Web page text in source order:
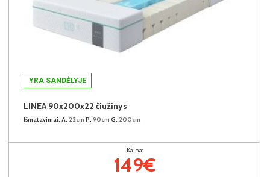
YRA SANDĖLYJE
LINEA 90x200x22 čiužinys
Išmatavimai: A: 22cm P: 90cm G: 200cm
Kaina:
149€